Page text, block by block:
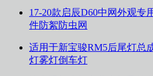
17-20款启辰D60中网外观专
件防絮防虫网
适用于新宝骏RM5后尾灯总
灯雾灯倒车灯